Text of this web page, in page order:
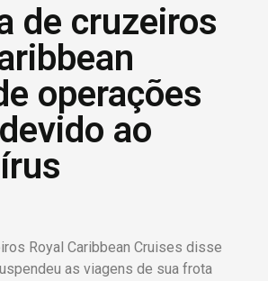
de cruzeiros
operações
ao
Royal Caribbean Cruises disse
as viagens de sua frota